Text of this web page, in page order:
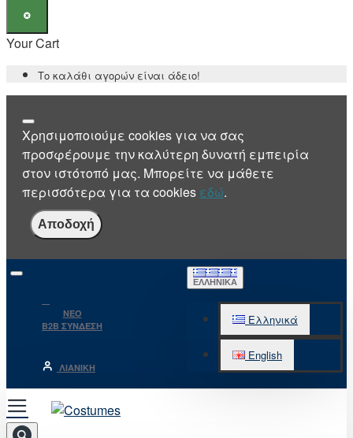
Your Cart
Το καλάθι αγορών είναι άδειο!
Χρησιμοποιούμε cookies για να σας
προσφέρουμε την καλύτερη δυνατή εμπειρία
στον ιστότοπό μας. Μπορείτε να μάθετε
περισσότερα για τα cookies εδώ.
Αποδοχή
NEO
B2B ΣΥΝΔΕΣΗ
ΛΙΑΝΙΚΉ
ΕΛΛΗΝΙΚΆ
Ελληνικά
English